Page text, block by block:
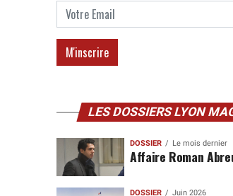
LES DOSSIERS LYON
DOSSIER Le mois dernier
Affaire Roman
DOSSIER Juin 2026